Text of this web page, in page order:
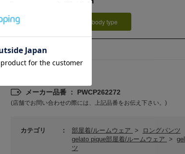
Find out more on your body type
メーカー品番 ： PWCP262272
(店舗でお問い合わせの際には、上記品番をお伝え下さい。)
カテゴリ 部屋着/ルームウェア >
ロングパンツ
gelato pique部屋着/ルームウェア >
ツ